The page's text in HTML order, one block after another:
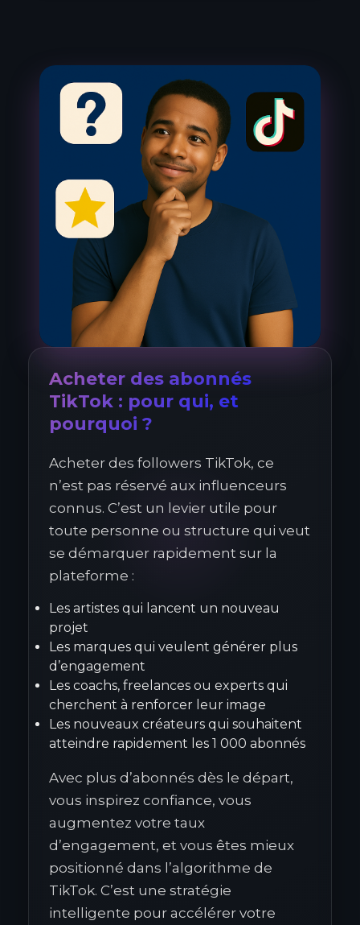
Acheter des abonnés
TikTok : pour qui, et
pourquoi ?
Acheter des followers TikTok, ce
n’est pas réservé aux influenceurs
connus. C’est un levier utile pour
toute personne ou structure qui veut
se démarquer rapidement sur la
plateforme :
Les artistes qui lancent un nouveau
projet
Les marques qui veulent générer plus
d’engagement
Les coachs, freelances ou experts qui
cherchent à renforcer leur image
Les nouveaux créateurs qui souhaitent
atteindre rapidement les 1 000 abonnés
Avec plus d’abonnés dès le départ,
vous inspirez confiance, vous
augmentez votre taux
d’engagement, et vous êtes mieux
positionné dans l’algorithme de
TikTok. C’est une stratégie
intelligente pour accélérer votre